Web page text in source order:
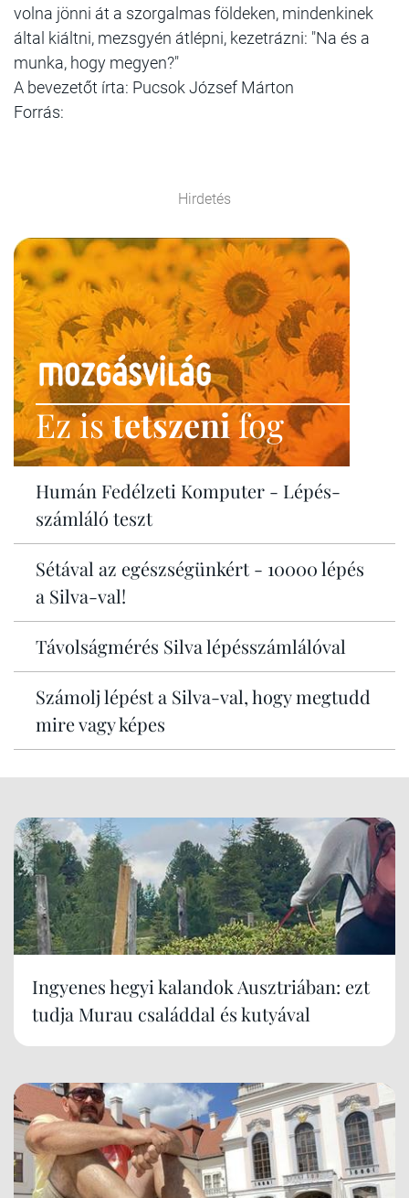
volna jönni át a szorgalmas földeken, mindenkinek
által kiáltni, mezsgyén átlépni, kezetrázni: "Na és a
munka, hogy megyen?"
A bevezetőt írta: Pucsok József Márton
Forrás:
Hirdetés
Ez istetszenifog
Humán Fedélzeti Komputer - Lépés-
számláló teszt
Sétával az egészségünkért - 10000 lépés
a Silva-val!
Távolságmérés Silva lépésszámlálóval
Számolj lépést a Silva-val, hogy megtudd
mire vagy képes
Ingyenes hegyi kalandok Ausztriában: ezt
tudja Murau családdal és kutyával